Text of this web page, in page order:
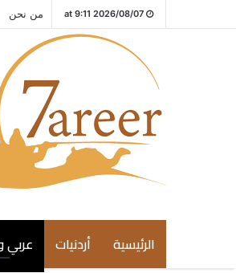
2026/08/07 at 9:11 من نحن
الرئيسية أردنيات عربي